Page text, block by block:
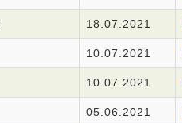
18.07.2021
10.07.2021
10.07.2021
05.06.2021